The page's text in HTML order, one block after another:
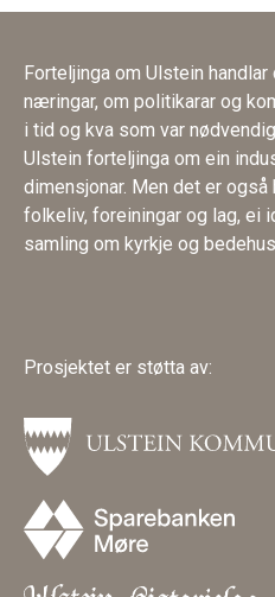
Forteljinga om Ulstein
næringar, om politikarar og
i tid og kva som var
Ulstein forteljinga om ein
dimensjonar. Men det er
folkeliv, foreiningar og lag, ei
samling om kyrkje og
Prosjektet er støtta av: